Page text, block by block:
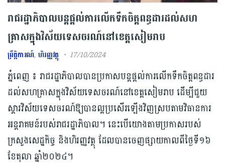
រាជរដ្ឋាភិបាលបន្តផ្តល់ការលើកទឹកចិត្តពន្ធដារដល់សហ
គ្រាសក្នុងវិស័យទេសចរណ៍នៅខេត្តសៀមរាប
ព្រឹត្តិការណ៍,ហិរញ្ញវត្ថុ 17/10/2024
ភ្នំពេញ ៖ រាជរដ្ឋាភិបាលបានប្រកាសបន្តផ្តល់ការលើកទឹកចិត្តពន្ធដារ
ដល់សហគ្រាសក្នុងវិស័យទេសចរណ៍នៅខេត្តសៀមរាប ដើម្បីជួយ
ស្ដារវិស័យទេសចរណ៍ឱ្យបានល្អប្រសើរឡើងវិញស្របតាមវិធានការ
អន្តរាគមន៍របស់រាជរដ្ឋាភិបាល។ នេះបើយោងតាមប្រកាសរបស់
ក្រសួងសេដ្ឋកិច្ច និងហិរញ្ញវត្ថុ ដែលបានចេញផ្សាយកាលពីថ្ងៃទី១៦
ខែតុលា ឆ្នាំ២០២៤។